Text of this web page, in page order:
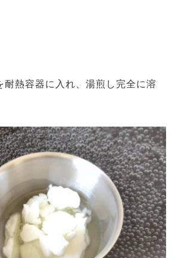
耐熱容器に入れ、湯煎し完全に溶